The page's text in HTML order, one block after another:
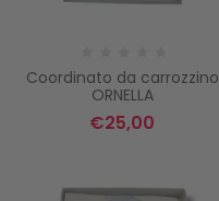
Coordinato da carrozzino
ORNELLA
€25,00